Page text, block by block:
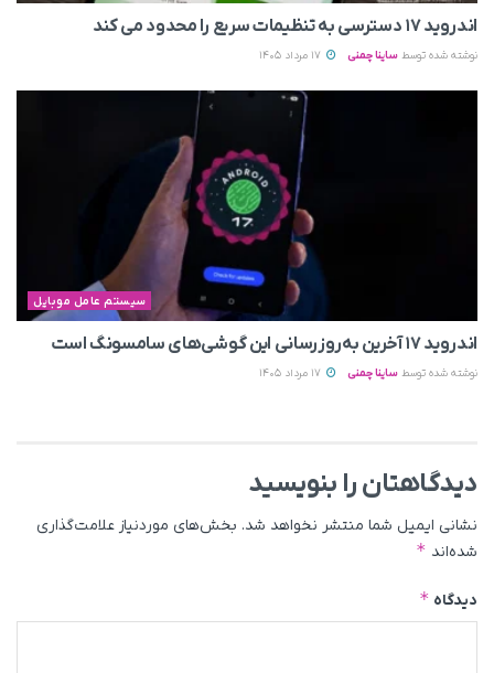
اندروید ۱۷ دسترسی به تنظیمات سریع را محدود می‌ کند
نوشته شده توسط ساینا چمنی
سیستم عامل موبایل
اندروید ۱۷ آخرین به‌روزرسانی این گوشی‌های سامسونگ است
نوشته شده توسط ساینا چمنی
دیدگاهتان را بنویسید
نشانی ایمیل شما منتشر نخواهد شد. بخش‌های موردنیاز علامت‌گذاری
شده‌اند *
دیدگاه *